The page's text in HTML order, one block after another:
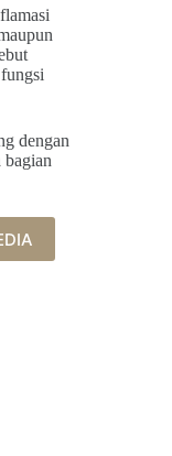
dengan
bagian